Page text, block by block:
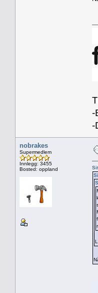
-
-
nobrakes
Supermedlem
Innlegg: 3455
Bosted: oppland